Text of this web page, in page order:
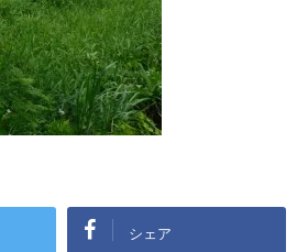
シェア